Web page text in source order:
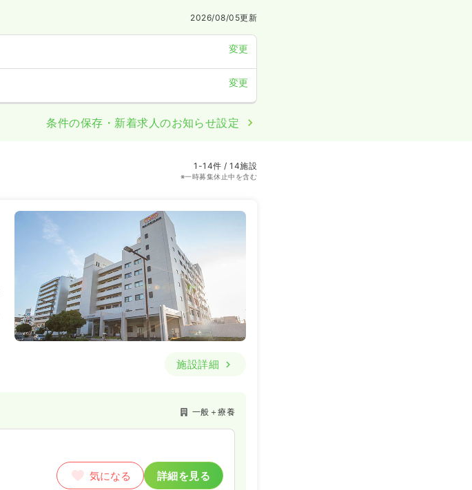
2026/08/05更新
変更
変更
条件の保存・新着求人のお知らせ設定
1-14件 / 14施設
※一時募集休止中を含む
施設詳細
一般＋療養
気になる 詳細を見る